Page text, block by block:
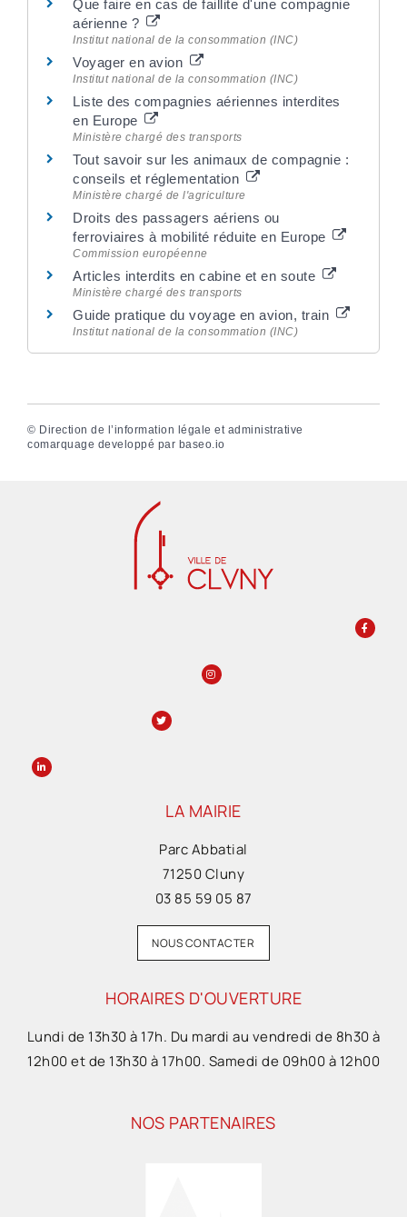
Que faire en cas de faillite d'une compagnie
aérienne ?
Institut national de la consommation (INC)
Voyager en avion
Institut national de la consommation (INC)
Liste des compagnies aériennes interdites
en Europe
Ministère chargé des transports
Tout savoir sur les animaux de compagnie :
conseils et réglementation
Ministère chargé de l'agriculture
Droits des passagers aériens ou
ferroviaires à mobilité réduite en Europe
Commission européenne
Articles interdits en cabine et en soute
Ministère chargé des transports
Guide pratique du voyage en avion, train
Institut national de la consommation (INC)
© Direction de l’information légale et administrative
comarquage developpé par baseo.io
LA MAIRIE
Parc Abbatial
71250 Cluny
03 85 59 05 87
NOUS CONTACTER
HORAIRES D'OUVERTURE
Lundi de 13h30 à 17h. Du mardi au vendredi de 8h30 à
12h00 et de 13h30 à 17h00. Samedi de 09h00 à 12h00
NOS PARTENAIRES